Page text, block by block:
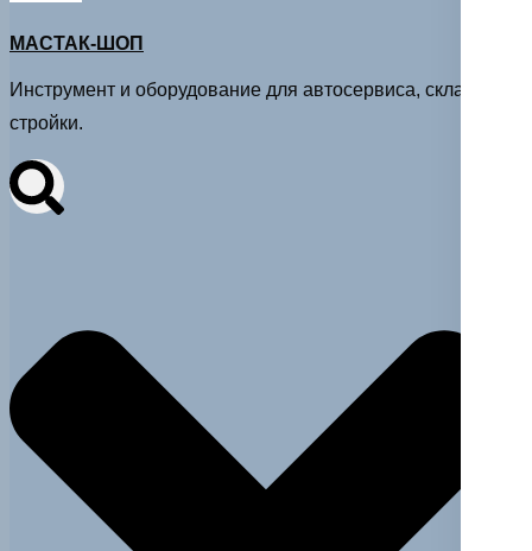
МАСТАК-ШОП
Инструмент и оборудование для автосервиса, склада и
стройки.